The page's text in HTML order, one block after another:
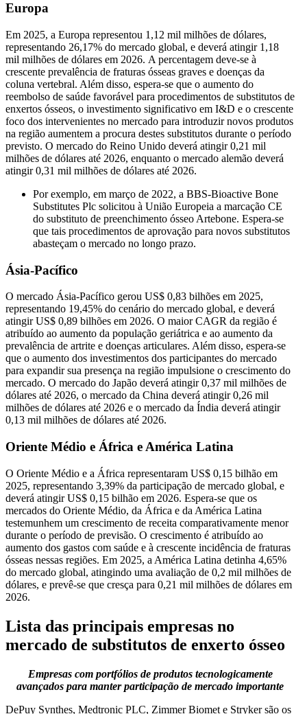
Europa
Em 2025, a Europa representou 1,12 mil milhões de dólares,
representando 26,17% do mercado global, e deverá atingir 1,18
mil milhões de dólares em 2026. A percentagem deve-se à
crescente prevalência de fraturas ósseas graves e doenças da
coluna vertebral. Além disso, espera-se que o aumento do
reembolso de saúde favorável para procedimentos de substitutos de
enxertos ósseos, o investimento significativo em I&D e o crescente
foco dos intervenientes no mercado para introduzir novos produtos
na região aumentem a procura destes substitutos durante o período
previsto. O mercado do Reino Unido deverá atingir 0,21 mil
milhões de dólares até 2026, enquanto o mercado alemão deverá
atingir 0,31 mil milhões de dólares até 2026.
Por exemplo, em março de 2022, a BBS-Bioactive Bone
Substitutes Plc solicitou à União Europeia a marcação CE
do substituto de preenchimento ósseo Artebone. Espera-se
que tais procedimentos de aprovação para novos substitutos
abasteçam o mercado no longo prazo.
Ásia-Pacífico
O mercado Ásia-Pacífico gerou US$ 0,83 bilhões em 2025,
representando 19,45% do cenário do mercado global, e deverá
atingir US$ 0,89 bilhões em 2026. O maior CAGR da região é
atribuído ao aumento da população geriátrica e ao aumento da
prevalência de artrite e doenças articulares. Além disso, espera-se
que o aumento dos investimentos dos participantes do mercado
para expandir sua presença na região impulsione o crescimento do
mercado. O mercado do Japão deverá atingir 0,37 mil milhões de
dólares até 2026, o mercado da China deverá atingir 0,26 mil
milhões de dólares até 2026 e o ​​mercado da Índia deverá atingir
0,13 mil milhões de dólares até 2026.
Oriente Médio e África e América Latina
O Oriente Médio e a África representaram US$ 0,15 bilhão em
2025, representando 3,39% da participação de mercado global, e
deverá atingir US$ 0,15 bilhão em 2026. Espera-se que os
mercados do Oriente Médio, da África e da América Latina
testemunhem um crescimento de receita comparativamente menor
durante o período de previsão. O crescimento é atribuído ao
aumento dos gastos com saúde e à crescente incidência de fraturas
ósseas nessas regiões. Em 2025, a América Latina detinha 4,65%
do mercado global, atingindo uma avaliação de 0,2 mil milhões de
dólares, e prevê-se que cresça para 0,21 mil milhões de dólares em
2026.
Lista das principais empresas no
mercado de substitutos de enxerto ósseo
Empresas com portfólios de produtos tecnologicamente
avançados para manter participação de mercado importante
DePuy Synthes, Medtronic PLC, Zimmer Biomet e Stryker são os